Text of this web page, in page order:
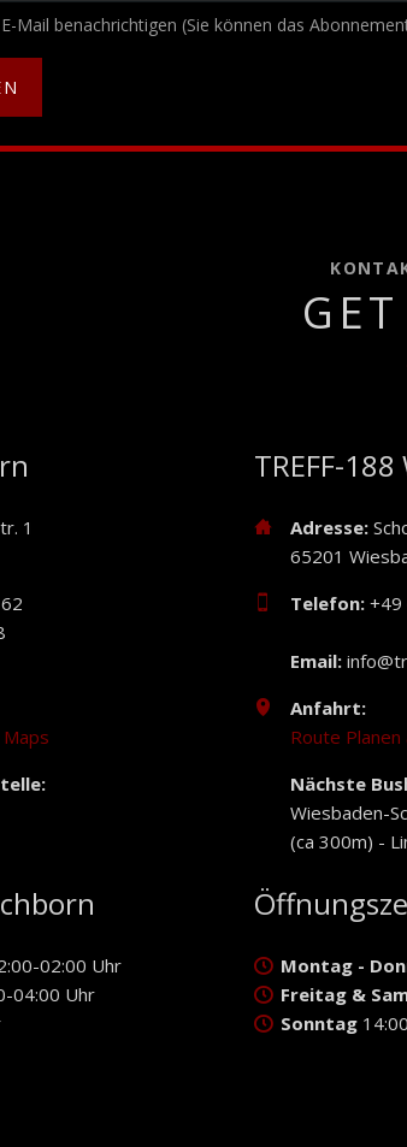
Mail benachrichtigen (Sie können das
1
02:00 Uhr
04:00 Uhr
TREFF-
Adresse:
65201
Telefon:+49
Email:
Anfahrt:
Route
Nächste
Wiesbaden-
(ca 300m) -
Montag -
Freitag &
Sonntag